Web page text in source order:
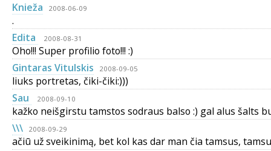
Knieža
2008-06-09
.
Edita
2008-08-31
Oho!!! Super profilio foto!!! :)
Gintaras Vitulskis
2008-09-05
liuks portretas, čiki-čiki:)))
Sau
2008-09-10
kažko neišgirstu tamstos sodraus balso :) gal alus šalts
\\\
2008-09-29
ačiū už sveikinimą, bet kol kas dar man čia tamsus,